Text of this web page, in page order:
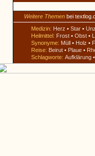
Weitere Themen bei
Medizin: Herz • Star •
Heilmittel: Frost • Obst •
Synonyme: Müll • Holz •
Reise: Beirut • Plaue •
Schlagworte: Aufklärung